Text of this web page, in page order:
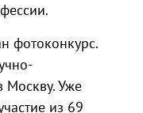
фотоконкурс.
Москву. Уже
из 69